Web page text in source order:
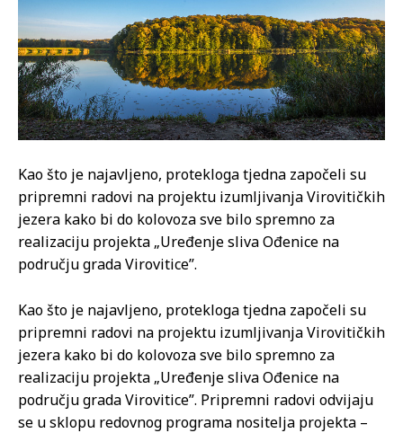
Kao što je najavljeno, protekloga tjedna započeli su
pripremni radovi na projektu izumljivanja Virovitičkih
jezera kako bi do kolovoza sve bilo spremno za
realizaciju projekta „Uređenje sliva Ođenice na
području grada Virovitice”.
Kao što je najavljeno, protekloga tjedna započeli su
pripremni radovi na projektu izumljivanja Virovitičkih
jezera kako bi do kolovoza sve bilo spremno za
realizaciju projekta „Uređenje sliva Ođenice na
području grada Virovitice”. Pripremni radovi odvijaju
se u sklopu redovnog programa nositelja projekta –